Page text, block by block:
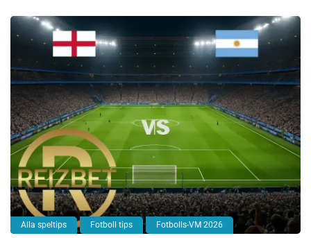
Alla speltips Fotboll tips Fotbolls-VM 2026